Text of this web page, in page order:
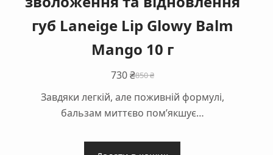
губ Laneige Lip Glowy Balm
Mango 10 г
850₴
Оригінальна
ціна:
850 ₴.
730₴
Поточна
ціна:
730 ₴.
Завдяки легкій, але поживній формулі,
бальзам миттєво пом’якшує…